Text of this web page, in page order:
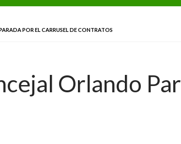
POR EL CARRUSEL DE CONTRATOS
Orlando